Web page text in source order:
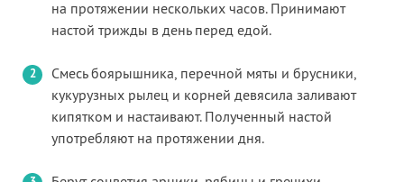
на протяжении нескольких часов. Принимают
настой трижды в день перед едой.
Смесь боярышника, перечной мяты и брусники,
кукурузных рылец и корней девясила заливают
кипятком и настаивают. Полученный настой
употребляют на протяжении дня.